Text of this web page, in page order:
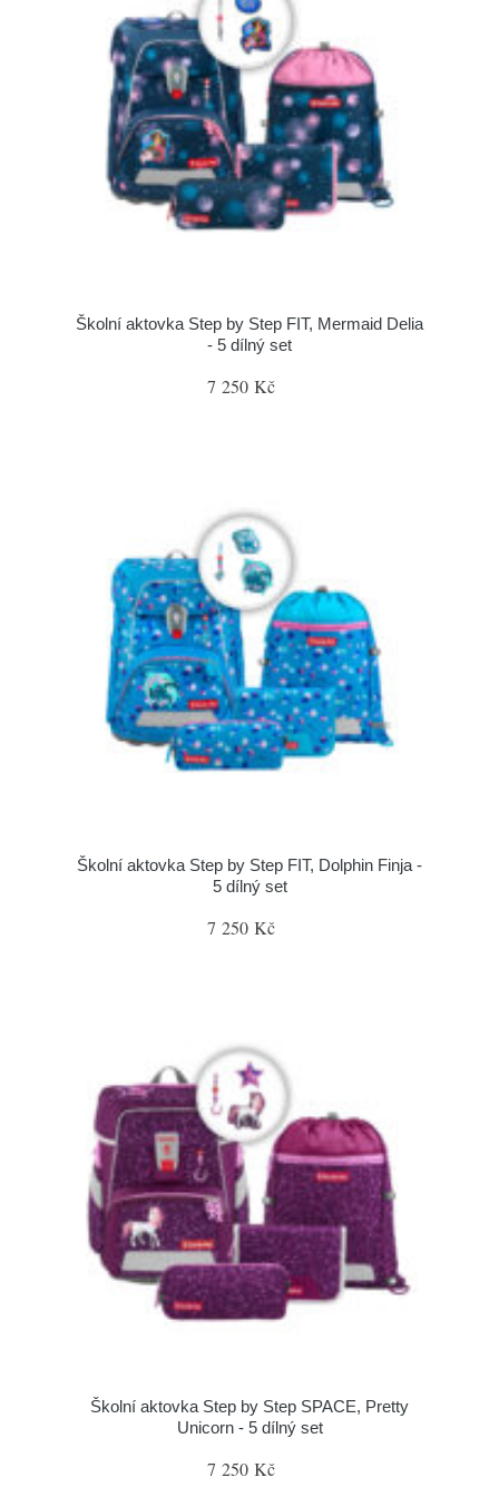
Školní aktovka Step by Step FIT, Mermaid Delia
- 5 dílný set
7 250 Kč
Školní aktovka Step by Step FIT, Dolphin Finja -
5 dílný set
7 250 Kč
Školní aktovka Step by Step SPACE, Pretty
Unicorn - 5 dílný set
7 250 Kč